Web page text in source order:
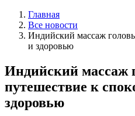
Главная
Все новости
Индийский массаж
и здоровью
Индийский массаж
путешествие к
здоровью